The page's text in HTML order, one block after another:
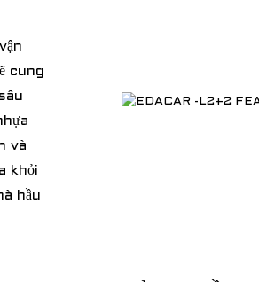
cung
và
khỏi
hầu